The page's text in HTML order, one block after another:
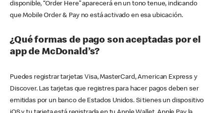
disponible, “Order Here” aparecerá en un tono tenue, indicando
que Mobile Order & Pay no está activado en esa ubicación.
¿Qué formas de pago son aceptadas por el
app de McDonald’s?
Puedes registrar tarjetas Visa, MasterCard, American Express y
Discover. Las tarjetas que registres para hacer pagos deben ser
emitidas por un banco de Estados Unidos. Si tienes un dispositivo